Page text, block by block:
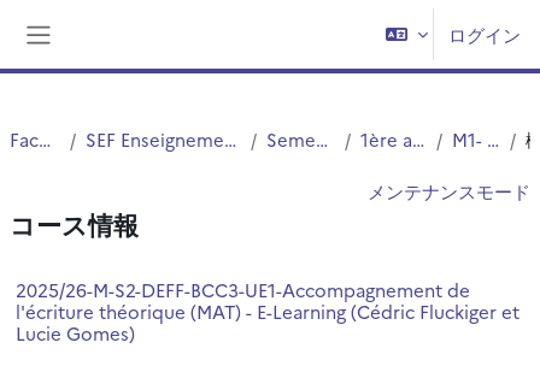
ログイン
Faculté PsySEF SEF Enseignement à Distance - EAD - E-Learning Semestres pairs (2,4,6) 1ère année de Master M1- Option DEFF
メンテナンスモード
コース情報
2025/26-M-S2-DEFF-BCC3-UE1-Accompagnement de
l'écriture théorique (MAT) - E-Learning (Cédric Fluckiger et
Lucie Gomes)